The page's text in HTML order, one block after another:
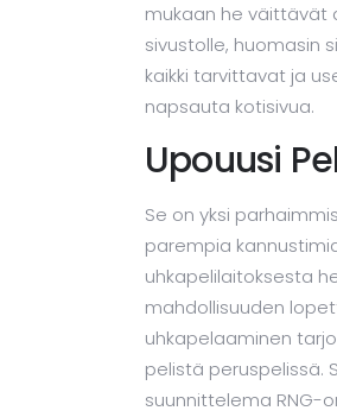
mukaan he väittävät
sivustolle, huomasin
kaikki tarvittavat ja
napsauta kotisivua.
Upouusi
Se on yksi
parempia
uhkapelilaitoksesta
mahdollisuuden
uhkapelaaminen
pelistä peruspelissä.
suunnittelema RNG-